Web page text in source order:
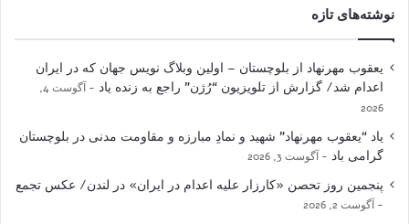
نوشته‌های تازه
یعقوب مهرنهاد از بلوچستان – اولین وبلاگ نویس جهان که در ایران
اعدام شد/ گزارش از تلویزیون “رُژن” راجع به زنده یاد
آگوست 4,
2026
یاد “یعقوب مهرنهاد” شهید و نمادِ مبارزه و مقاومت مدنی در بلوچستان
گرامی باد
آگوست 3, 2026
پنجمین روز تحصن «کارزار علیه اعدام در ایران» در لندن/ عکس تجمع
آگوست 2, 2026